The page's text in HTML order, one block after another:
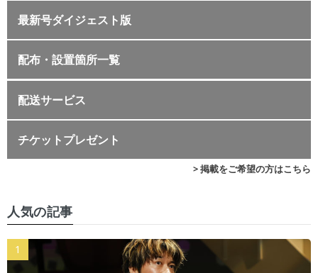
最新号ダイジェスト版
配布・設置箇所一覧
配送サービス
チケットプレゼント
> 掲載をご希望の方はこちら
人気の記事